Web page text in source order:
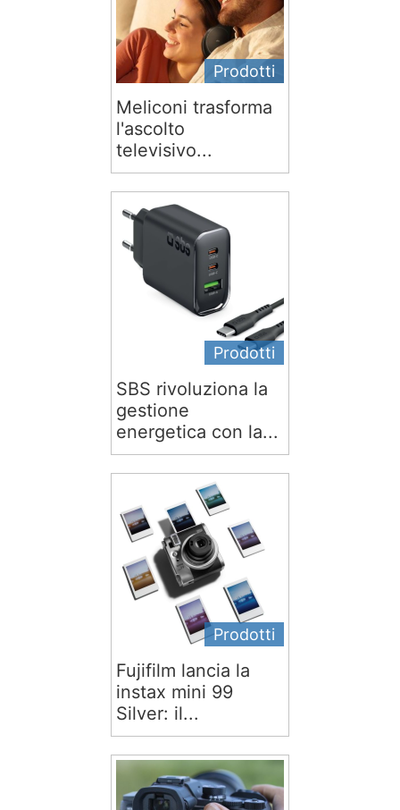
Prodotti
Meliconi trasforma
l'ascolto
televisivo...
Prodotti
SBS rivoluziona la
gestione
energetica con la...
Prodotti
Fujifilm lancia la
instax mini 99
Silver: il...